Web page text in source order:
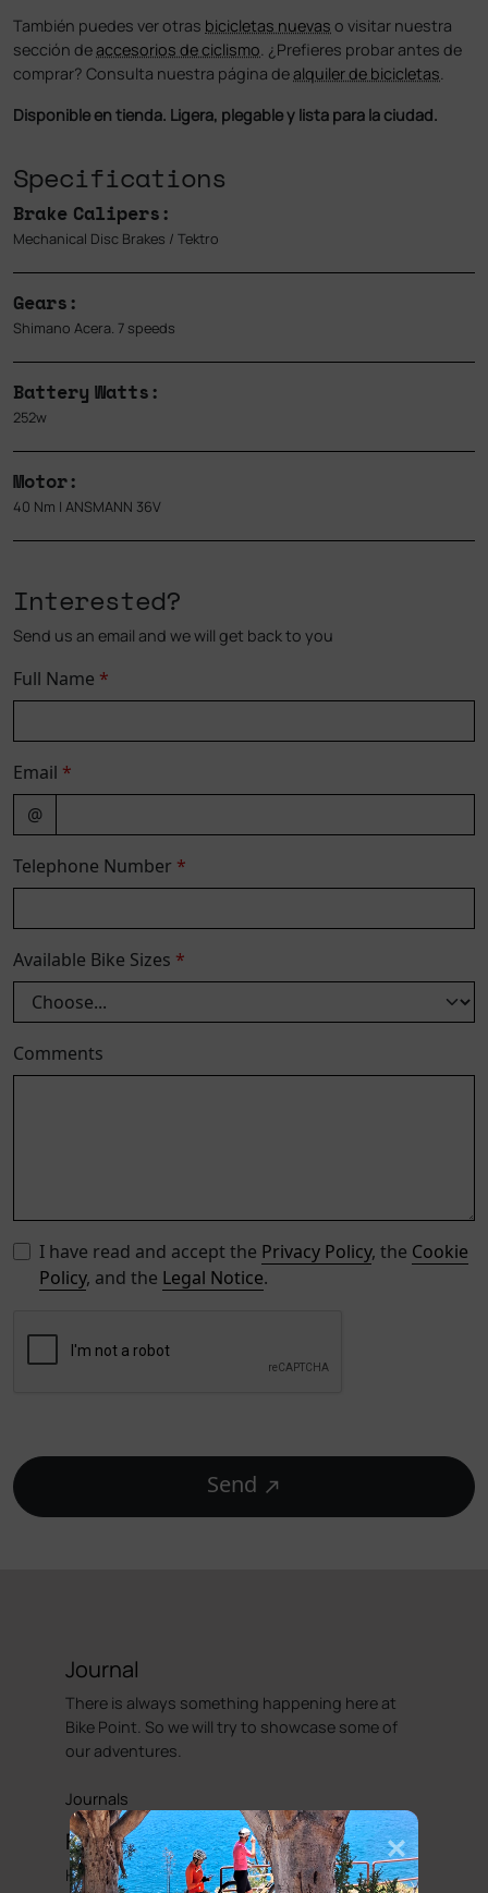
También puedes ver otras bicicletas nuevas o visitar nuestra
sección deaccesorios de ciclismo . ¿Prefieres probar antes de
comprar? Consulta nuestra página dealquiler de bicicletas
Disponible en tienda. Ligera, plegable y lista para la ciudad.
Specifications
Brake Calipers:
Mechanical Disc Brakes / Tektro
Gears:
Shimano Acera. 7 speeds
Battery Watts:
252w
Motor:
40 Nm | ANSMANN 36V
Interested?
Send us an email and we will get back to you
Full Name *
Email *
@
Telephone Number *
Available Bike Sizes *
Comments
I have read and accept the Privacy Policy, the Cookie
Policy, and the Legal Notice.
Send
Journal
There is always something happening here at
Bike Point. So we will try to showcase some of
our adventures.
Journals
Faq's
Hopefully our FAQ will be able to answer some of